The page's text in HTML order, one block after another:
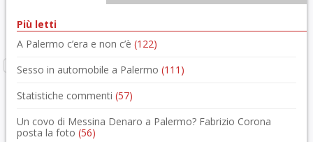
Più letti
A Palermo c’era e non c’è (122)
Sesso in automobile a Palermo (111)
Statistiche commenti (57)
Un covo di Messina Denaro a Palermo? Fabrizio Corona
posta la foto (56)